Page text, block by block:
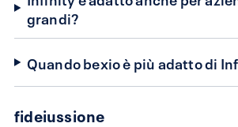
grandi?
Quando bexio è più adatto di
fideiussione